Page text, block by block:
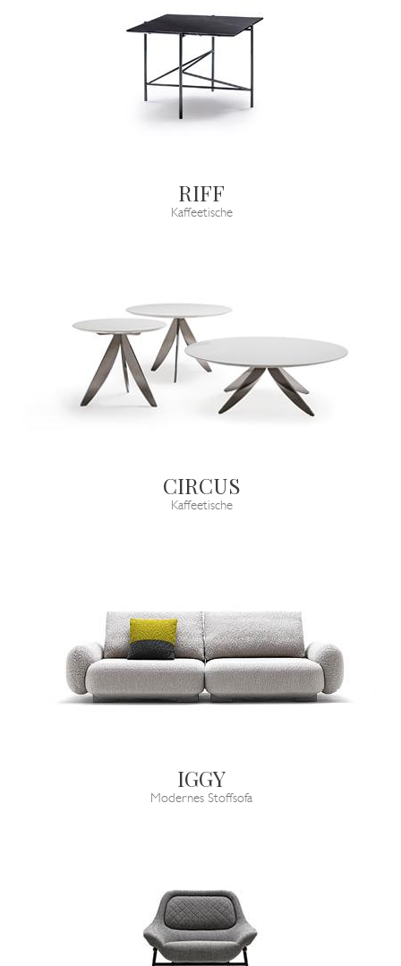
RIFF
Kaffeetische
CIRCUS
Kaffeetische
IGGY
Modernes Stoffsofa